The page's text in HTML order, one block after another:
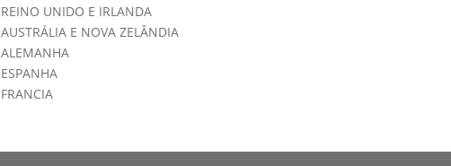
REINO UNIDO E IRLANDA
AUSTRÁLIA E NOVA ZELÂNDIA
ALEMANHA
ESPANHA
FRANCIA